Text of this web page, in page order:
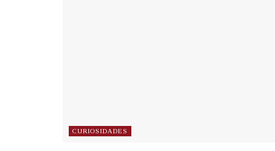
CURIOSIDADES